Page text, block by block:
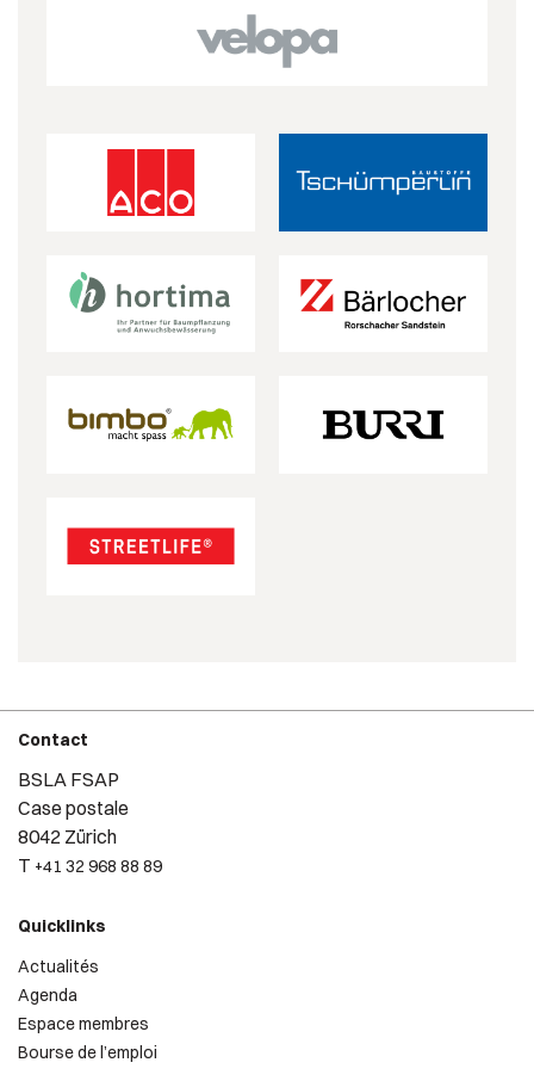
Contact
BSLA FSAP
Case postale
8042 Zürich
T +41 32 968 88 89
Quicklinks
Actualités
Agenda
Espace membres
Bourse de l’emploi